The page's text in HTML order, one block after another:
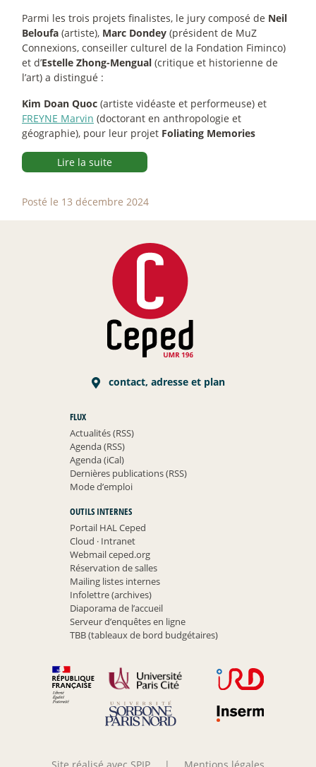
Parmi les trois projets finalistes, le jury composé de Neil
Beloufa (artiste), Marc Dondey (président de MuZ
Connexions, conseiller culturel de la Fondation Fiminco)
et d’Estelle Zhong-Mengual (critique et historienne de
l’art) a distingué :
Kim Doan Quoc (artiste vidéaste et performeuse) et
FREYNE Marvin (doctorant en anthropologie et
géographie), pour leur projet Foliating Memories
Lire la suite
Posté le 13 décembre 2024
contact, adresse et plan
FLUX
Actualités (RSS)
Agenda (RSS)
Agenda (iCal)
Dernières publications (RSS)
Mode d’emploi
OUTILS INTERNES
Portail HAL Ceped
Cloud ·Intranet
Webmail ceped.org
Réservation de salles
Mailing listes internes
Infolettre (archives)
Diaporama de l’accueil
Serveur d’enquêtes en ligne
TBB (tableaux de bord budgétaires)